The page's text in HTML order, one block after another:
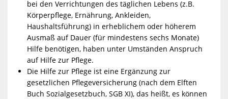
SERVICEPORTAL
BILDUNG UND KULTUR
BARRIEREFREIHEIT
bei den Verrichtungen des täglichen Lebens (z.B.
Körperpflege, Ernährung, Ankleiden,
Haushaltsführung) in erheblichem oder höherem
Ausmaß auf Dauer (für mindestens sechs Monate)
Hilfe benötigen, haben unter Umständen Anspruch
auf Hilfe zur Pflege.
Die Hilfe zur Pflege ist eine Ergänzung zur
gesetzlichen Pflegeversicherung (nach dem Elften
Buch Sozialgesetzbuch, SGB XI), das heißt, es können